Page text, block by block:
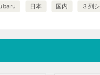
日本 国内 ３列